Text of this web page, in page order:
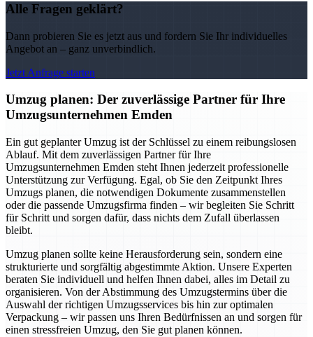
Alle Fragen geklärt?
Dann probieren Sie es jetzt aus und fordern Sie Ihr individuelles
Angebot an – ganz unverbindlich.
Jetzt Anfrage starten
Umzug planen: Der zuverlässige Partner für Ihre
Umzugsunternehmen Emden
Ein gut geplanter Umzug ist der Schlüssel zu einem reibungslosen
Ablauf. Mit dem zuverlässigen Partner für Ihre
Umzugsunternehmen Emden steht Ihnen jederzeit professionelle
Unterstützung zur Verfügung. Egal, ob Sie den Zeitpunkt Ihres
Umzugs planen, die notwendigen Dokumente zusammenstellen
oder die passende Umzugsfirma finden – wir begleiten Sie Schritt
für Schritt und sorgen dafür, dass nichts dem Zufall überlassen
bleibt.
Umzug planen sollte keine Herausforderung sein, sondern eine
strukturierte und sorgfältig abgestimmte Aktion. Unsere Experten
beraten Sie individuell und helfen Ihnen dabei, alles im Detail zu
organisieren. Von der Abstimmung des Umzugstermins über die
Auswahl der richtigen Umzugsservices bis hin zur optimalen
Verpackung – wir passen uns Ihren Bedürfnissen an und sorgen für
einen stressfreien Umzug, den Sie gut planen können.